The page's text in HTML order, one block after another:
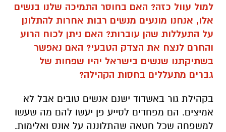
למול עוול כזה? האם בחוסר התמיכה שלנו בנשים
אלו, אנחנו מונעים מנשים רבות אחרות להתלונן
על התעללות שהן עוברות? האם ניתן לכוח הרוע
והחרם לנצח את הצדק הטבעי? האם נאפשר
בשתיקתנו שנשים בישראל יהיו שפחות של
גברים מתעללים בחסות הקהילה?
בקהילת גור באשדוד ישנם אנשים טובים אבל לא
אמיצים. הם מפחדים לסייע פן יעשו להם מה שעשו
למשפחה שכל חטאה שהתלוננה על אונס ואלימות.